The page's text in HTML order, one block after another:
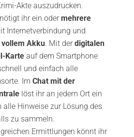
Akte auszudrucken.
ihr ein odermehrere
Internetverbindung und
vollem Akku. Mit derdigitalen
Karte auf dem Smartphone
und einfach alle
Im Chat mit der
löst ihr an jedem Ort ein
alle Hinweise zur Lösung des
zu sammeln.
Ermittlungen könnt ihr